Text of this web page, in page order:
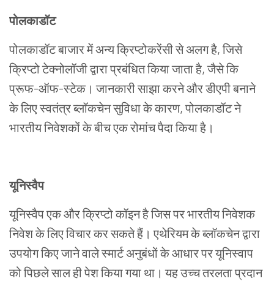
पोलकाडॉट
पोलकाडॉटबाजारमेंअन्यक्रिप्टोकरेंसीसेअलगहै,जिसे
क्रिप्टोटेक्नोलॉजीद्वाराप्रबंधितकियाजाताहै,जैसेकि
प्रूफ-ऑफ-स्टेक। जानकारीसाझाकरनेऔरडीएपीबनाने
केलिएस्वतंत्रब्लॉकचेनसुविधाकेकारण,पोलकाडॉटने
भारतीयनिवेशकोंकेबीचएकरोमांचपैदाकियाहै।
यूनिस्वैप
यूनिस्वैपएकऔरक्रिप्टोकॉइनहैजिसपरभारतीयनिवेशक
निवेशकेलिएविचारकरसकतेहैं। एथेरियमकेब्लॉकचेनद्वारा
उपयोगकिएजानेवालेस्मार्टअनुबंधोंकेआधारपरयूनिस्वाप
कोपिछलेसालहीपेशकियागया था। यहउच्चतरलताप्रदान